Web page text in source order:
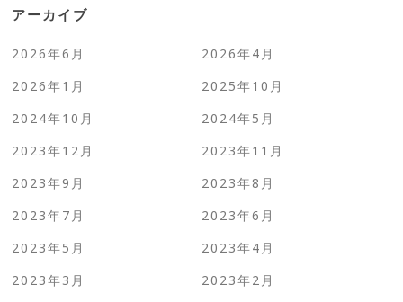
アーカイブ
2026年6月
2026年4月
2026年1月
2025年10月
2024年10月
2024年5月
2023年12月
2023年11月
2023年9月
2023年8月
2023年7月
2023年6月
2023年5月
2023年4月
2023年3月
2023年2月